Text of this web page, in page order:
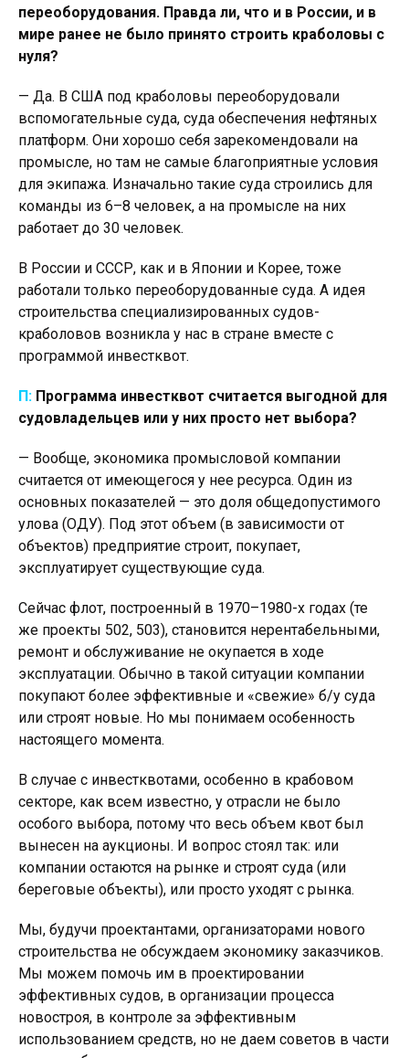
переоборудования. Правда ли, что и в России, и в
мире ранее не было принято строить краболовы с
нуля?
— Да. В США под краболовы переоборудовали
вспомогательные суда, суда обеспечения нефтяных
платформ. Они хорошо себя зарекомендовали на
промысле, но там не самые благоприятные условия
для экипажа. Изначально такие суда строились для
команды из 6–8 человек, а на промысле на них
работает до 30 человек.
В России и СССР, как и в Японии и Корее, тоже
работали только переоборудованные суда. А идея
строительства специализированных судов-
краболовов возникла у нас в стране вместе с
программой инвестквот.
П: Программа инвестквот считается выгодной для
судовладельцев или у них просто нет выбора?
— Вообще, экономика промысловой компании
считается от имеющегося у нее ресурса. Один из
основных показателей — это доля общедопустимого
улова (ОДУ). Под этот объем (в зависимости от
объектов) предприятие строит, покупает,
эксплуатирует существующие суда.
Сейчас флот, построенный в 1970–1980-х годах (те
же проекты 502, 503), становится нерентабельными,
ремонт и обслуживание не окупается в ходе
эксплуатации. Обычно в такой ситуации компании
покупают более эффективные и «свежие» б/у суда
или строят новые. Но мы понимаем особенность
настоящего момента.
В случае с инвестквотами, особенно в крабовом
секторе, как всем известно, у отрасли не было
особого выбора, потому что весь объем квот был
вынесен на аукционы. И вопрос стоял так: или
компании остаются на рынке и строят суда (или
береговые объекты), или просто уходят с рынка.
Мы, будучи проектантами, организаторами нового
строительства не обсуждаем экономику заказчиков.
Мы можем помочь им в проектировании
эффективных судов, в организации процесса
новостроя, в контроле за эффективным
использованием средств, но не даем советов в части